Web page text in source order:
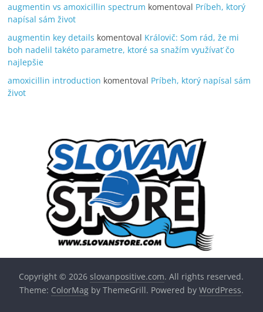
augmentin vs amoxicillin spectrum komentoval Príbeh, ktorý
napísal sám život
augmentin key details komentoval Královič: Som rád, že mi
boh nadelil takéto parametre, ktoré sa snažím využívať čo
najlepšie
amoxicillin introduction komentoval Príbeh, ktorý napísal sám
život
Copyright © 2026slovanpositive.com. All rights reserved.
Theme: ColorMagby ThemeGrill. Powered by WordPress.